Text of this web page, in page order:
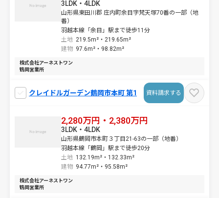
山形県東田川郡 庄内町余目字梵天塚70番の一部（地
番）
羽越本線「余目」駅まで徒歩11分
土地 219.5m²・ 219.65m²
3LDK・4LDK
建物 97.6m²・ 98.82m²
株式会社アーネストワン
鶴岡営業所
クレイドルガーデン鶴岡市本町 第1 資料請求する
2,280万円・2,380万円
山形県鶴岡市本町３丁目21-63の一部（地番）
羽越本線「鶴岡」駅まで徒歩20分
土地 132.19m²・ 132.33m²
3LDK・4LDK
建物 94.77m²・ 95.58m²
株式会社アーネストワン
鶴岡営業所